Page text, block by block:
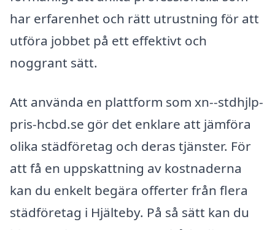
har erfarenhet och rätt utrustning för att
utföra jobbet på ett effektivt och
noggrant sätt.
Att använda en plattform som xn--stdhjlp-
pris-hcbd.se gör det enklare att jämföra
olika städföretag och deras tjänster. För
att få en uppskattning av kostnaderna
kan du enkelt begära offerter från flera
städföretag i Hjälteby. På så sätt kan du